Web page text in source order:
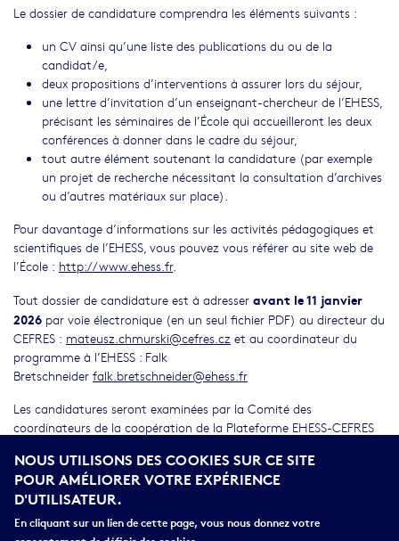
Le dossier de candidature comprendra les éléments suivants :
un CV ainsi qu’une liste des publications du ou de la
candidat/e,
deux propositions d’interventions à assurer lors du séjour,
une lettre d’invitation d’un enseignant-chercheur de l’EHESS,
précisant les séminaires de l’École qui accueilleront les deux
conférences à donner dans le cadre du séjour,
tout autre élément soutenant la candidature (par exemple
un projet de recherche nécessitant la consultation d’archives
ou d’autres matériaux sur place).
Pour davantage d’informations sur les activités pédagogiques et
scientifiques de l’EHESS, vous pouvez vous référer au site web de
l’École : http://www.ehess.fr.
Tout dossier de candidature est à adresser avant le 11 janvier
2026 par voie électronique (en un seul fichier PDF) au directeur du
CEFRES : mateusz.chmurski@cefres.cz et au coordinateur du
programme à l’EHESS : Falk
Bretschneider falk.bretschneider@ehess.fr
Les candidatures seront examinées par la Comité des
coordinateurs de la coopération de la Plateforme EHESS-CEFRES
Académie tchèque des sciences et Université Charles.
Pour tout renseignement supplémentaire sur la coopération entre
l’EHESS et le CEFRES, et pour trouver un séminaire d’accueil à
l’EHESS, vous pouvez vous adresser au responsable scientifique de
NOUS UTILISONS DES COOKIES SUR CE SITE
POUR AMÉLIORER VOTRE EXPÉRIENCE
D'UTILISATEUR.
En cliquant sur un lien de cette page, vous nous donnez votre